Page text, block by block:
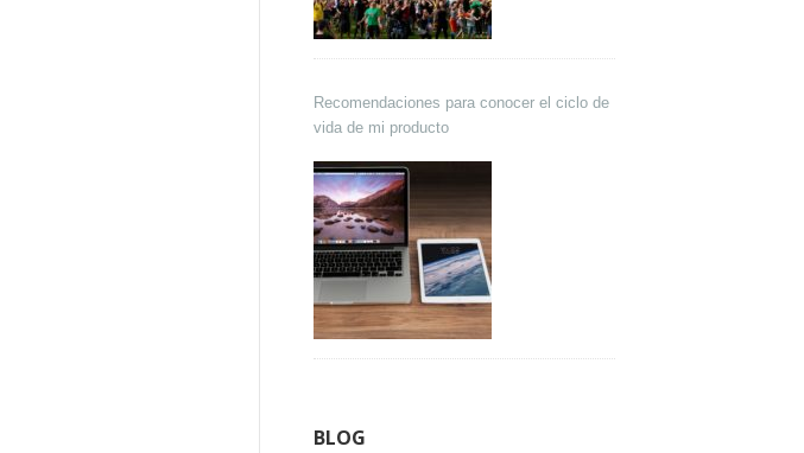
Recomendaciones para conocer el ciclo de
vida de mi producto
BLOG